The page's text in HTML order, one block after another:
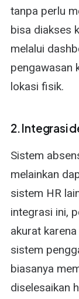
tanpa perlu
bisa diakses
melalui
pengawasan
lokasi fisik.
2. Integrasi
Sistem
melainkan
sistem HR
integrasi ini,
akurat
sistem
biasanya
diselesaikan